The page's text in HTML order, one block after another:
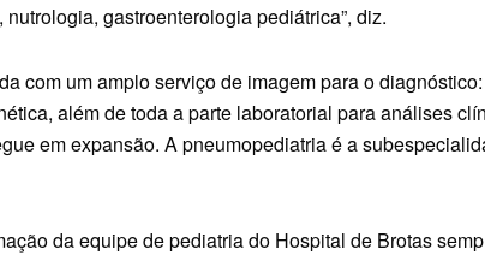
gastroenterologia pediátrica”, diz.
com um amplo serviço de imagem para o
além de toda a parte laboratorial para análises
em expansão. A pneumopediatria é a
da equipe de pediatria do Hospital de Brotas